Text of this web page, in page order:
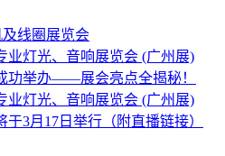
及线圈展览会
业灯光、音响展览会 (广州展)
功举办——展会亮点全揭秘！
业灯光、音响展览会 (广州展)
于3月17日举行（附直播链接）